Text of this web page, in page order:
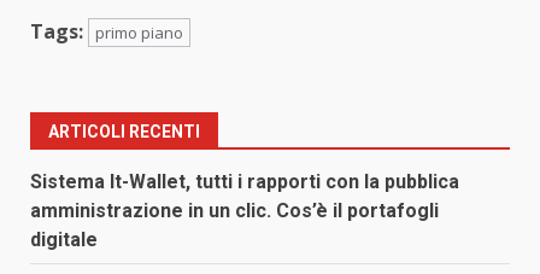
Tags: primo piano
ARTICOLI RECENTI
Sistema It-Wallet, tutti i rapporti con la pubblica
amministrazione in un clic. Cos’è il portafogli
digitale